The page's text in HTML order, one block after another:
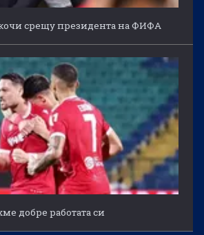
срещу президента на ФИФА
добре работата си